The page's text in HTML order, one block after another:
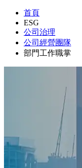
首頁
ESG
公司治理
公司經營團隊
部門工作職掌